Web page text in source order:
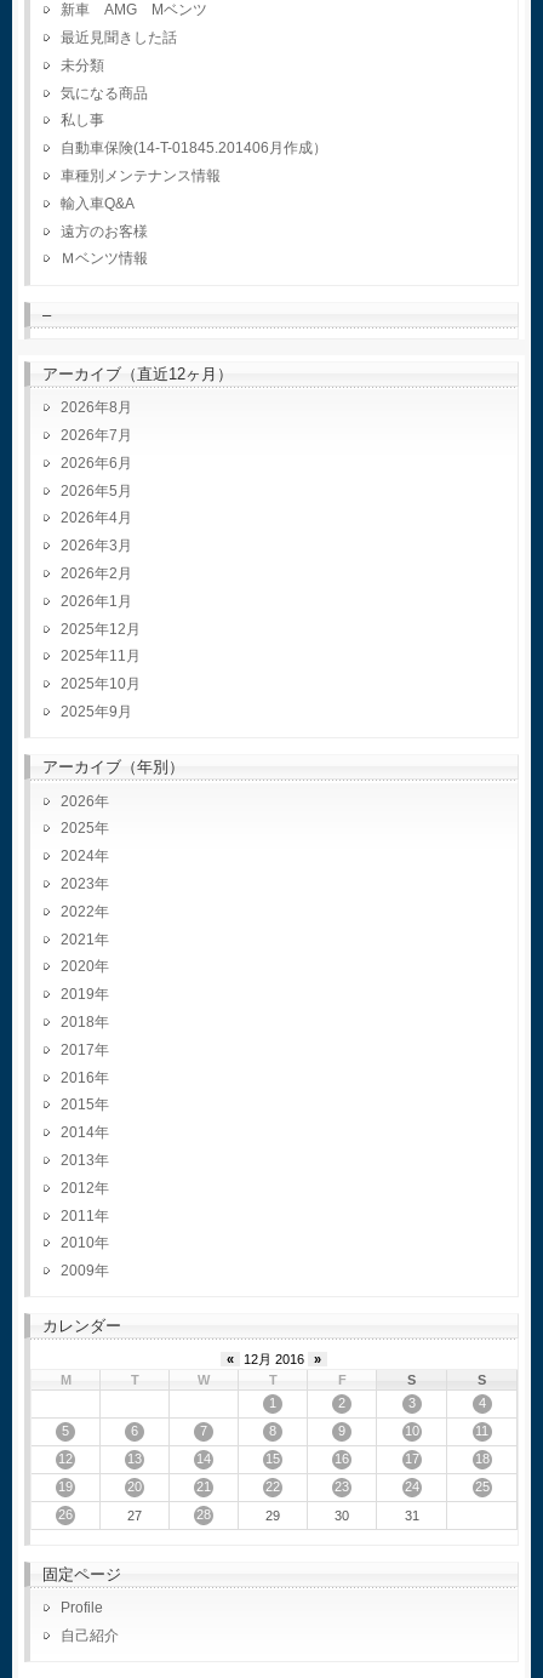
新車 AMG Mベンツ
最近見聞きした話
未分類
気になる商品
私し事
自動車保険(14-T-01845.201406月作成）
車種別メンテナンス情報
輸入車Q&A
遠方のお客様
Ｍベンツ情報
–
アーカイブ（直近12ヶ月）
2026年8月
2026年7月
2026年6月
2026年5月
2026年4月
2026年3月
2026年2月
2026年1月
2025年12月
2025年11月
2025年10月
2025年9月
アーカイブ（年別）
2026
2025
2024
2023
2022
2021
2020
2019
2018
2017
2016
2015
2014
2013
2012
2011
2010
2009
カレンダー
« 12月 2016
»
M
T W T F S
S
1
2 3
4
5
6 7 8 9 10
11
12
13 14 15 16 17
18
19
20 21 22 23 24
25
26
27 28 29 30 31
固定ページ
Profile
自己紹介